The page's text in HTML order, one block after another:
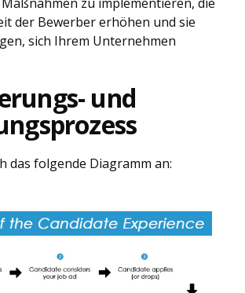
der Bewerber erhöhen und sie
sich Ihrem Unternehmen
und
das folgende Diagramm an: